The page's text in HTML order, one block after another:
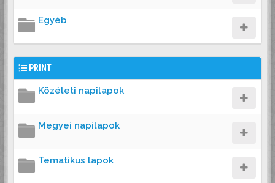
Egyéb
PRINT
Közéleti napilapok
Megyei napilapok
Tematikus lapok